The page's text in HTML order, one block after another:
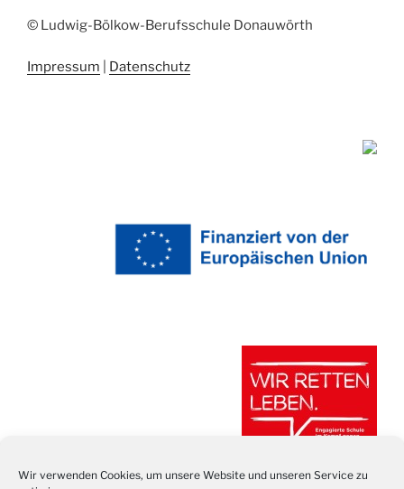
Wir verwenden Cookies, um unsere Website und unseren Service zu
© Ludwig-Bölkow-Berufsschule Donauwörth
Impressum Datenschutz